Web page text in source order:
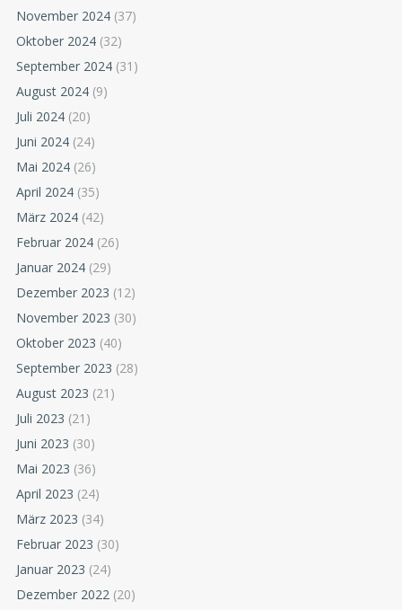
November 2024 (37)
Oktober 2024 (32)
September 2024 (31)
August 2024 (9)
Juli 2024 (20)
Juni 2024 (24)
Mai 2024 (26)
April 2024 (35)
März 2024 (42)
Februar 2024 (26)
Januar 2024 (29)
Dezember 2023 (12)
November 2023 (30)
Oktober 2023 (40)
September 2023 (28)
August 2023 (21)
Juli 2023 (21)
Juni 2023 (30)
Mai 2023 (36)
April 2023 (24)
März 2023 (34)
Februar 2023 (30)
Januar 2023 (24)
Dezember 2022 (20)